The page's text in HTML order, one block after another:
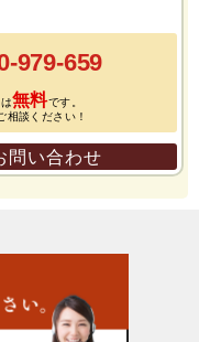
979-659
無料です。
相談ください！
問い合わせ